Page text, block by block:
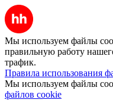
Мы используем файлы
правильную работу
трафик.
Правила использования
Мы используем файлы
файлов cookie